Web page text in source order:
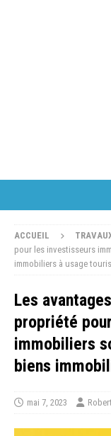
ACCUEIL
pour les investisseurs
immobiliers à usage
Les
propriété
immobiliers
biens
mai 7, 2023